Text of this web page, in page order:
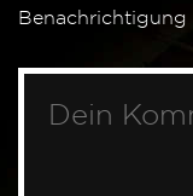
Benachrichtigung